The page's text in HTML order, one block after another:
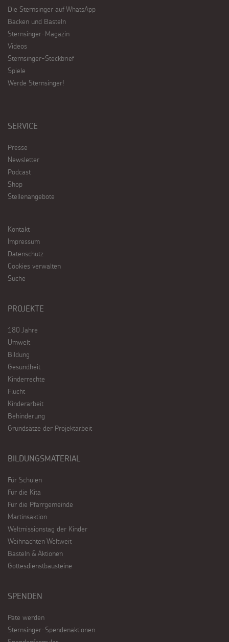
Die Sternsinger auf WhatsApp
Backen und Basteln
Sternsinger-Magazin
Videos
Sternsinger-Steckbrief
Spiele
Werde Sternsinger!
SERVICE
Presse
Newsletter
Podcast
Shop
Stellenangebote
Kontakt
Impressum
Datenschutz
Cookies verwalten
Suche
PROJEKTE
180 Jahre
Umwelt
Bildung
Gesundheit
Kinderrechte
Flucht
Kinderarbeit
Behinderung
Grundsätze der Projektarbeit
BILDUNGSMATERIAL
Für Schulen
Für die Kita
Für die Pfarrgemeinde
Martinsaktion
Weltmissionstag der Kinder
Weihnachten Weltweit
Basteln & Aktionen
Gottesdienstbausteine
SPENDEN
Pate werden
Sternsinger-Spendenaktionen